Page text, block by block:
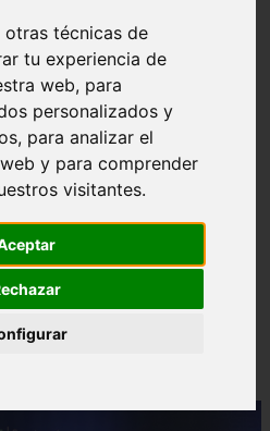
técnicas de
tu experiencia de
web, para
personalizados y
para analizar el
y para comprender
visitantes.
para Estudiar Azafata en
completan
Caja Bancaria y
por INFOTEP